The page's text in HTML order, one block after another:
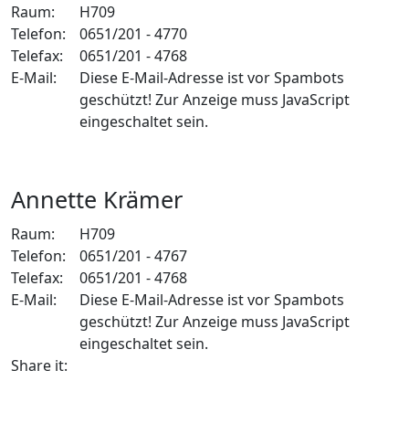
Raum:
H709
Telefon:
0651/201 - 4770
Telefax:
0651/201 - 4768
E-Mail:
Diese E-Mail-Adresse ist vor Spambots
geschützt! Zur Anzeige muss JavaScript
eingeschaltet sein.
Annette Krämer
Raum:
H709
Telefon:
0651/201 - 4767
Telefax:
0651/201 - 4768
E-Mail:
Diese E-Mail-Adresse ist vor Spambots
geschützt! Zur Anzeige muss JavaScript
eingeschaltet sein.
Share it: